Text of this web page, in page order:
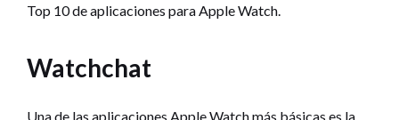
Top 10 de aplicaciones para Apple Watch.
Watchchat
Una de las aplicaciones Apple Watch más básicas es la